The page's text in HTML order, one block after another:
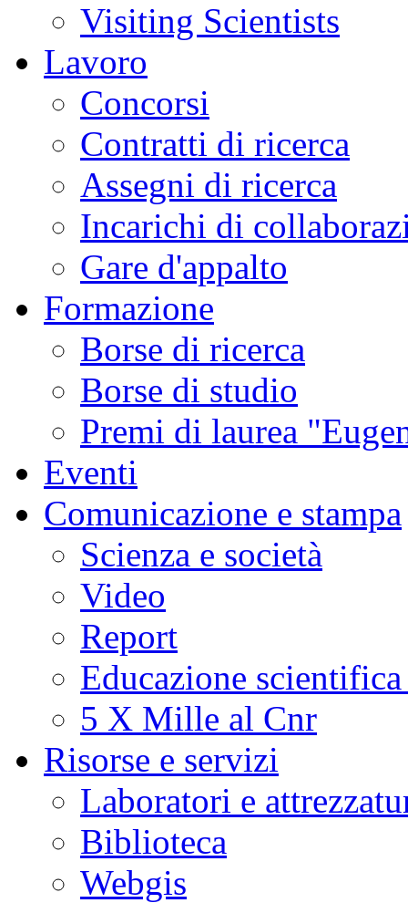
Visiting Scientists
Lavoro
Concorsi
Contratti di ricerca
Assegni di ricerca
Incarichi di
Gare d'appalto
Formazione
Borse di ricerca
Borse di studio
Premi di laurea
Eventi
Comunicazione e stampa
Scienza e società
Video
Report
Educazione
5 X Mille al Cnr
Risorse e servizi
Laboratori e
Biblioteca
Webgis